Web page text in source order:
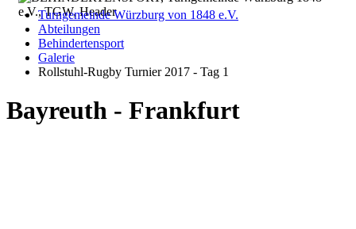
Turngemeinde Würzburg von 1848 e.V.
Abteilungen
Behindertensport
Galerie
Rollstuhl-Rugby Turnier 2017 - Tag 1
Bayreuth - Frankfurt